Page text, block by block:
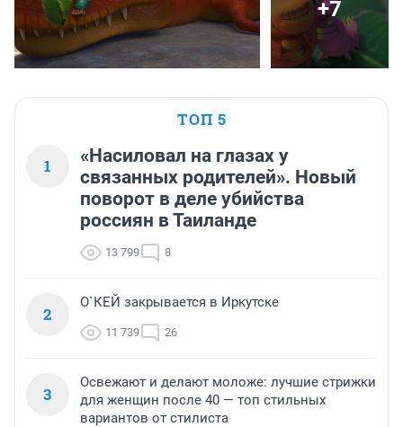
+7
ТОП 5
1
«Насиловал на глазах у
связанных родителей». Новый
поворот в деле убийства
россиян в Таиланде
13 799 8
2
О`КЕЙ закрывается в Иркутске
11 739 26
3
Освежают и делают моложе: лучшие стрижки
для женщин после 40 — топ стильных
вариантов от стилиста